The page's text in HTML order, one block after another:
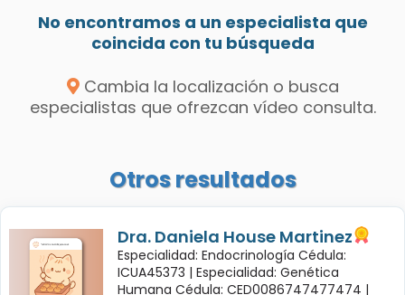
No encontramos a un especialista que
coincida con tu búsqueda
Cambia la localización o busca
especialistas que ofrezcan vídeo consulta.
Otros resultados
Dra. Daniela House Martinez
Especialidad: Endocrinología Cédula:
ICUA45373 | Especialidad: Genética
Humana Cédula: CED0086747477474 |